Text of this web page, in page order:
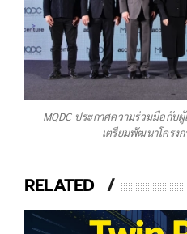
MQDC ประกาศความร่วมมือกับ
เตรียมพัฒนาโครงก
RELATED